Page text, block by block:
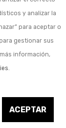
y analizar la
para aceptar o
gestionar sus
información,
.
ACEPTAR